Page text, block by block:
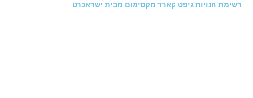
רשימת חנויות גיפט קארד מקסימום מבית ישראכרט